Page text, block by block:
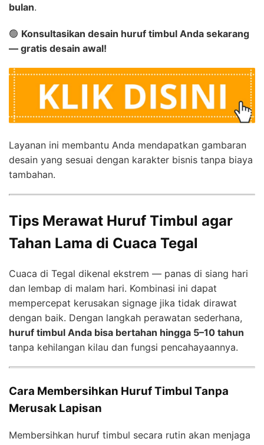
bulan.
🟢 Konsultasikan desain huruf timbul Anda sekarang
— gratis desain awal!
Layanan ini membantu Anda mendapatkan gambaran
desain yang sesuai dengan karakter bisnis tanpa biaya
tambahan.
Tips Merawat Huruf Timbul agar
Tahan Lama di Cuaca Tegal
Cuaca di Tegal dikenal ekstrem — panas di siang hari
dan lembap di malam hari. Kombinasi ini dapat
mempercepat kerusakan signage jika tidak dirawat
dengan baik. Dengan langkah perawatan sederhana,
huruf timbul Anda bisa bertahan hingga 5–10 tahun
tanpa kehilangan kilau dan fungsi pencahayaannya.
Cara Membersihkan Huruf Timbul Tanpa
Merusak Lapisan
Membersihkan huruf timbul secara rutin akan menjaga